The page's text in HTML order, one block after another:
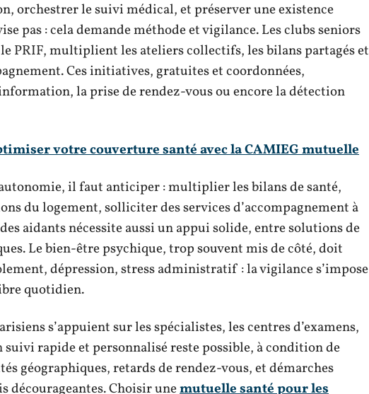
orchestrer le suivi médical, et préserver une existence
pas : cela demande méthode et vigilance. Les clubs seniors
PRIF, multiplient les ateliers collectifs, les bilans partagés et
Ces initiatives, gratuites et coordonnées,
la prise de rendez-vous ou encore la détection
votre couverture santé avec la CAMIEG mutuelle
il faut anticiper : multiplier les bilans de santé,
du logement, solliciter des services d’accompagnement à
aidants nécessite aussi un appui solide, entre solutions de
Le bien-être psychique, trop souvent mis de côté, doit
dépression, stress administratif : la vigilance s’impose
quotidien.
s’appuient sur les spécialistes, les centres d’examens,
rapide et personnalisé reste possible, à condition de
géographiques, retards de rendez-vous, et démarches
décourageantes. Choisir unemutuelle santé pour les